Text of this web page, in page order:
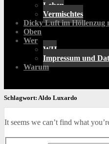
Leben
Vermischtes
Dicky Luft im Höllenzug
Oben
Wer
WH
Impressum und
Warum
Schlagwort: Aldo Luxardo
It seems we can’t find what